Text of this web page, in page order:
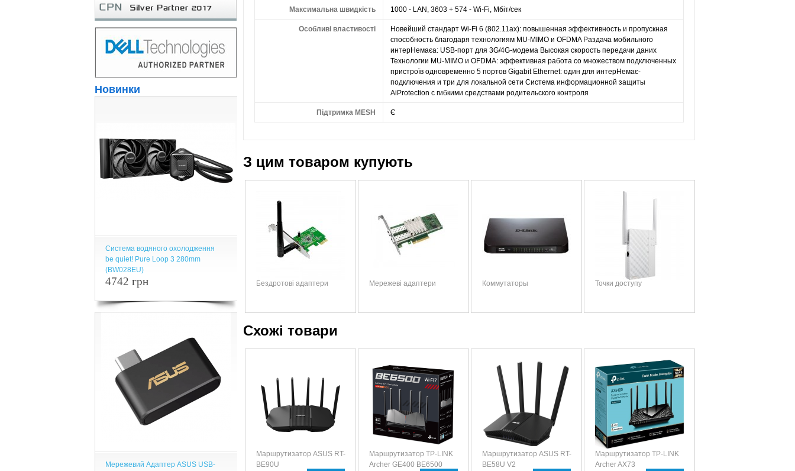
Новинки
Система водяного охолодження
be quiet! Pure Loop 3 280mm
(BW028EU)
4742 грн
Мережевий Адаптер ASUS USB-
Максимальна швидкість 1000 - LAN, 3603 + 574 - Wi-Fi, Мбіт/сек
Особливі властивості
Новейший стандарт Wi-Fi 6 (802.11ax): повышенная эффективность и пропускная
способность благодаря технологиям MU-MIMO и OFDMA Раздача мобильного
интерНемаєа: USB-порт для 3G/4G-модема Высокая скорость передачи даних
Технологии MU-MIMO и OFDMA: эффективная работа со множеством подключенных
пристроїв одновременно 5 портов Gigabit Ethernet: один для интерНемає-
подключения и три для локальной сети Система информационной защиты
AiProtection с гибкими средствами родительского контроля
Підтримка MESH Є
З цим товаром купують
Бездротові адаптери Мережеві адаптери Коммутаторы Точки доступу
Схожі товари
Маршрутизатор ASUS RT-
BE90U
Маршрутизатор TP-LINK
Archer GE400 BE6500
Маршрутизатор ASUS RT-
BE58U V2
Маршрутизатор TP-LINK
Archer AX73